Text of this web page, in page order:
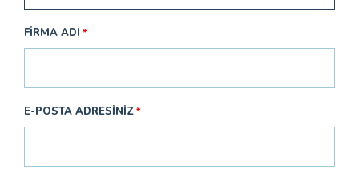
FIRMA ADI
E-POSTA ADRESINIZ